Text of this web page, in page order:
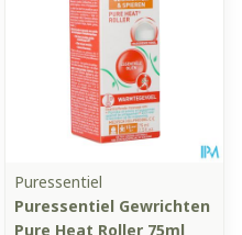
Puressentiel
Puressentiel Gewrichten
Pure Heat Roller 75ml